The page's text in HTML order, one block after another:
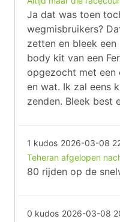
Ja dat was toen
wegmisbruikers?
zetten en bleek
body kit van een
opgezocht met een
en wat. Ik zal eens
zenden. Bleek best
1 kudos 2026-03-08
Teheran afgelopen
80 rijden op de
0 kudos 2026-03-08